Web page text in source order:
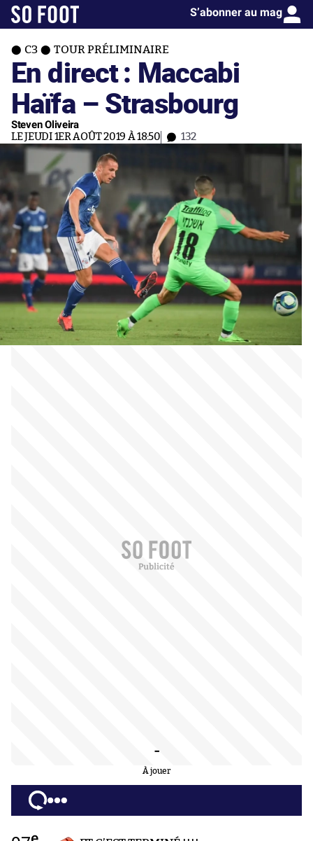
S’abonner au mag
C3 TOUR PRÉLIMINAIRE
En direct : Maccabi
Haïfa – Strasbourg
Steven Oliveira
LE JEUDI 1ER AOÛT 2019 À 18:50 132
-
À jouer
e